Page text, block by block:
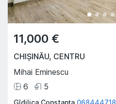
11,000 €
CHIȘINĂU, CENTRU
Mihai Eminescu
6
5